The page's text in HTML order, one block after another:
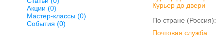
Акции (0)
Мастер-классы (0)
События (0)
Курьер до двери
По стране (Россия):
Почтовая служба